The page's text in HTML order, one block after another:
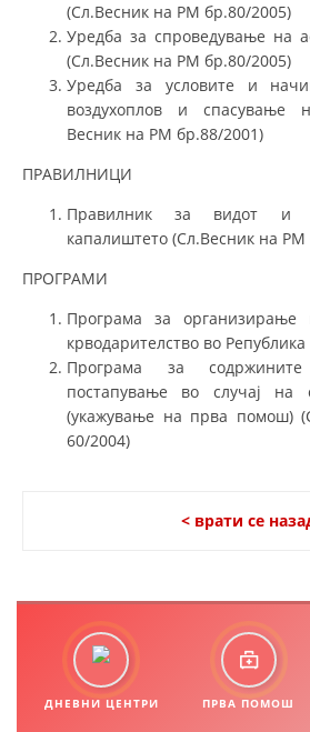
(Сл.Весник на РМ бр.80/2005)
Уредба за спроведување на
(Сл.Весник на РМ бр.80/2005)
Уредба за условите и
воздухоплов и спасување
Весник на РМ бр.88/2001)
ПРАВИЛНИЦИ
Правилник за видот и
капалиштето (Сл.Весник на РМ
ПРОГРАМИ
Програма за
крводарителство во
Програма за
постапување во случај на
(укажување на прва помош)
60/2004)
< врати се
ДНЕВНИ ЦЕНТРИ ПРВА ПОМОШ